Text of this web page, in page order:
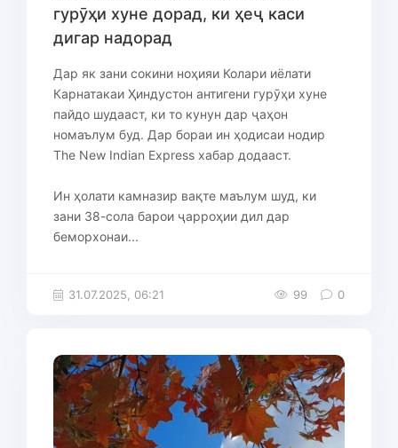
гурӯҳи хуне дорад, ки ҳеҷ каси
дигар надорад
Дар як зани сокини ноҳияи Колари иёлати
Карнатакаи Ҳиндустон антигени гурӯҳи хуне
пайдо шудааст, ки то кунун дар ҷаҳон
номаълум буд. Дар бораи ин ҳодисаи нодир
The New Indian Express хабар додааст.
Ин ҳолати камназир вақте маълум шуд, ки
зани 38-сола барои ҷарроҳии дил дар
беморхонаи...
31.07.2025, 06:21 99 0